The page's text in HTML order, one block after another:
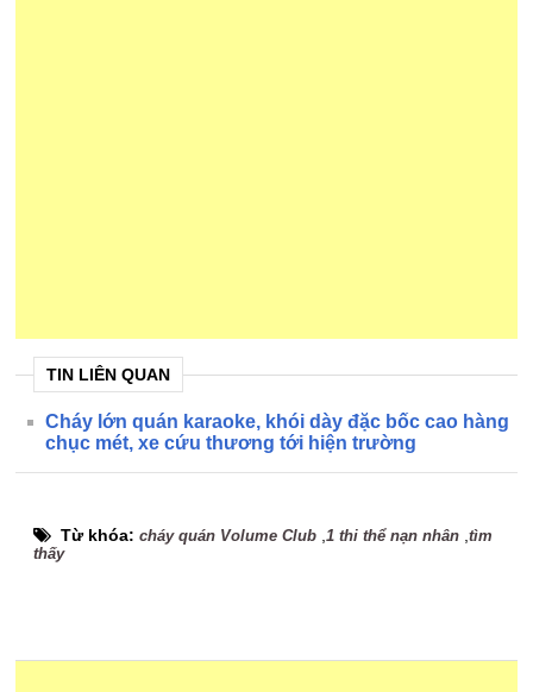
TIN LIÊN QUAN
Cháy lớn quán karaoke, khói dày đặc bốc cao hàng
chục mét, xe cứu thương tới hiện trường
Từ khóa:cháy quán Volume Club ,1 thi thể nạn nhân ,tìm
thấy